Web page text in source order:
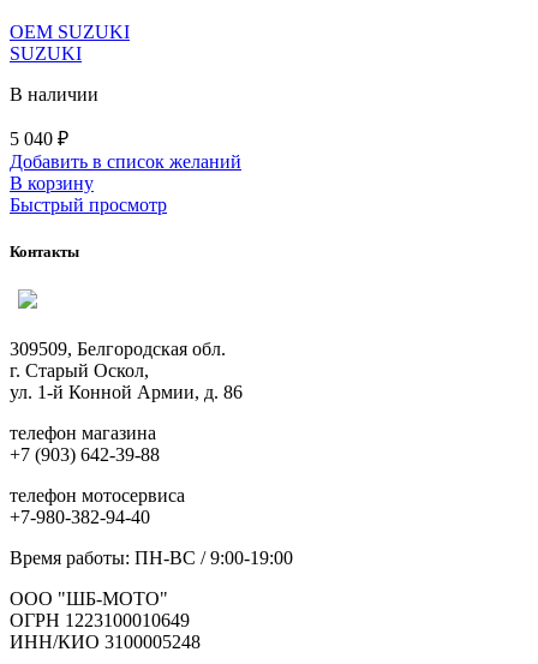
OEM SUZUKI
SUZUKI
В наличии
5 040 ₽
Добавить в список желаний
В корзину
Быстрый просмотр
Контакты
309509, Белгородская обл.
г. Старый Оскол,
ул. 1-й Конной Армии, д. 86
телефон магазина
+7 (903) 642-39-88
телефон мотосервиса
+7-980-382-94-40
Время работы: ПН-ВС / 9:00-19:00
ООО "ШБ-МОТО"
ОГРН 1223100010649
ИНН/КИО 3100005248